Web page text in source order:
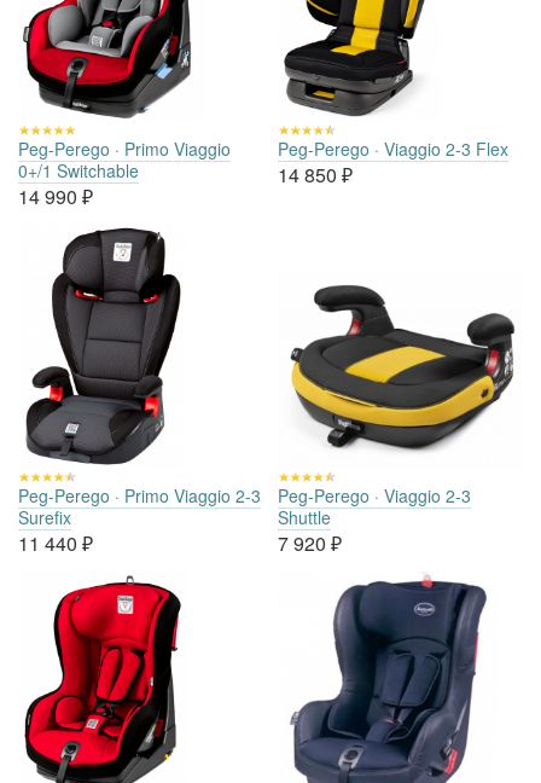
Peg-Perego · Primo Viaggio
0+/1 Switchable
14 990 ₽
Peg-Perego · Viaggio 2-3 Flex
14 850 ₽
Peg-Perego · Primo Viaggio 2-3
Surefix
11 440 ₽
Peg-Perego · Viaggio 2-3
Shuttle
7 920 ₽